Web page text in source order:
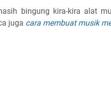
bingung kira-kira alat
juga cara membuat musik